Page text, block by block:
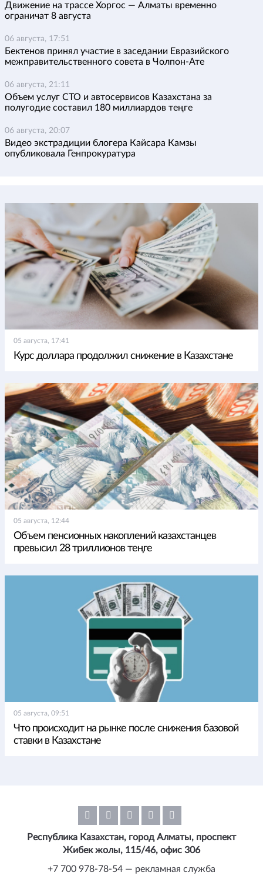
Движение на трассе Хоргос — Алматы временно
ограничат 8 августа
06 августа, 17:51
Бектенов принял участие в заседании Евразийского
межправительственного совета в Чолпон-Ате
06 августа, 21:11
Объем услуг СТО и автосервисов Казахстана за
полугодие составил 180 миллиардов теңге
06 августа, 20:07
Видео экстрадиции блогера Кайсара Камзы
опубликовала Генпрокуратура
05 августа, 17:41
Курс доллара продолжил снижение в Казахстане
05 августа, 12:44
Объем пенсионных накоплений казахстанцев
превысил 28 триллионов теңге
05 августа, 09:51
Что происходит на рынке после снижения базовой
ставки в Казахстане
Республика Казахстан, город Алматы, проспект
Жибек жолы, 115/46, офис 306
+7 700 978-78-54 — рекламная служба